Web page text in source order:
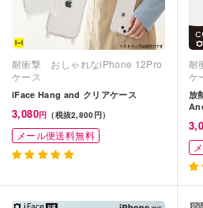
耐衝撃 おしゃれなiPhone 12Pro
ケース
iFace Hang and クリアケース
3,080円 （税抜2,800円）
メール便送料無料
耐
ケ
放